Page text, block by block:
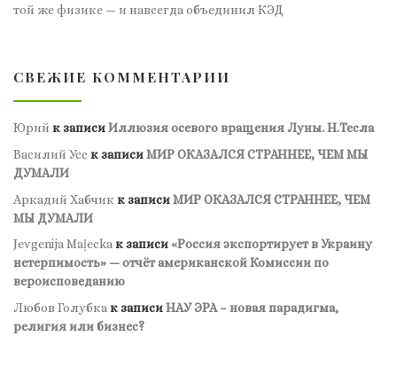
той же физике — и навсегда объединил КЭД
СВЕЖИЕ КОММЕНТАРИИ
Юрий к записиИллюзия осевого вращения Луны. Н.Тесла
Василий Усс к записиМИР ОКАЗАЛСЯ СТРАННЕЕ, ЧЕМ МЫ
ДУМАЛИ
Аркадий Хабчик к записиМИР ОКАЗАЛСЯ СТРАННЕЕ, ЧЕМ
МЫ ДУМАЛИ
Jevgenija Maļeckaк записи«Россия экспортирует в Украину
нетерпимость» — отчёт американской Комиссии по
вероисповеданию
Любов Голубка к записиНАУ ЭРА – новая парадигма,
религия или бизнес?